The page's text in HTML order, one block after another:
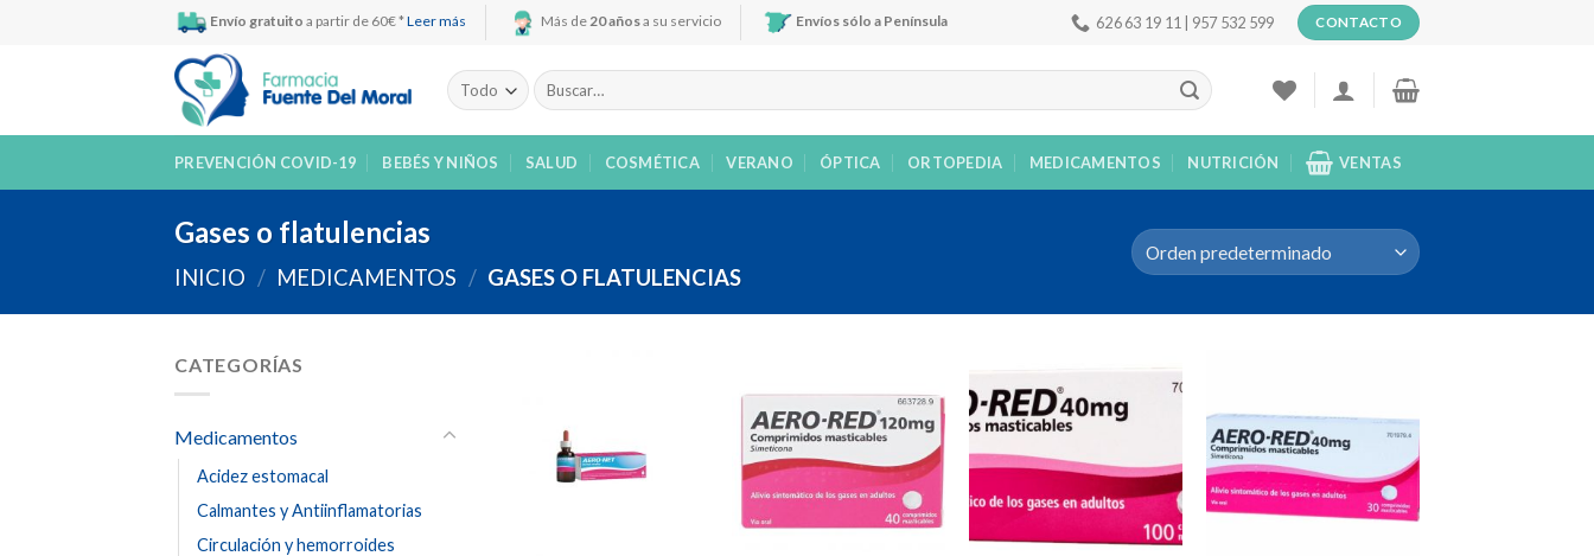
Envío gratuito a partir de 60€ * Leer más Más de20 añosa su servicio Envíos sólo a Península 626 63 19 11 | 957 532 599 CONTACTO
Buscar
por:
PREVENCIÓN COVID-19 BEBÉS Y NIÑOS SALUD COSMÉTICA VERANO ÓPTICA ORTOPEDIA MEDICAMENTOS NUTRICIÓN VENTAS
Gases o flatulencias
INICIO / MEDICAMENTOS / GASES O FLATULENCIAS
CATEGORÍAS
Medicamentos
Acidez estomacal
Calmantes y Antiinflamatorias
Circulación y hemorroides
Añadir
Añadir
a la
lista de
deseos
a la
deseos
a la
lista de
deseos